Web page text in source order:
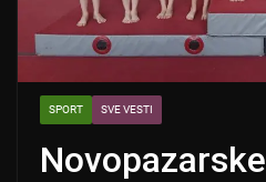
SPORT SVE VESTI
Novopazarske